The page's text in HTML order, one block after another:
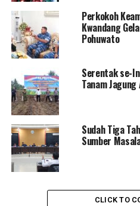
“Kami telah membuat satu
web yang digunakan oleh
Gorontalo untuk mengelola/
Aplikasi ini, bisa digunakan
PNS, baik itu harian, bulanan
tahunan”,ujar Hen Restu.
Lanjut Hen, bila pihaknya
akan dilakulan perubahan
mutasi dan pelatihan lainnya.
kepagawaian bisa
Perkokoh
Kwandang
Pohuwato
Serentak se-
Tanam
Sudah Tiga
Sumber
CLICK TO